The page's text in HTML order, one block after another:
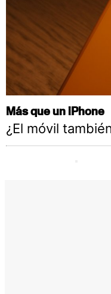
Más que un iPhone
¿El móvil